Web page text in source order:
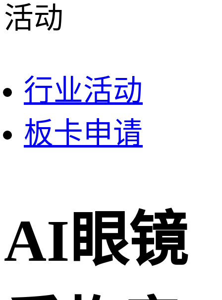
活动
行业活动
板卡申请
AI眼镜